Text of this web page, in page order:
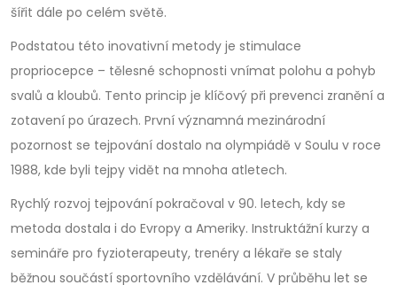
šířit dále po celém světě.
Podstatou této inovativní metody je stimulace
propriocepce – tělesné schopnosti vnímat polohu a pohyb
svalů a kloubů. Tento princip je klíčový při prevenci zranění a
zotavení po úrazech. První významná mezinárodní
pozornost se tejpování dostalo na olympiádě v Soulu v roce
1988, kde byli tejpy vidět na mnoha atletech.
Rychlý rozvoj tejpování pokračoval v 90. letech, kdy se
metoda dostala i do Evropy a Ameriky. Instruktážní kurzy a
semináře pro fyzioterapeuty, trenéry a lékaře se staly
běžnou součástí sportovního vzdělávání. V průběhu let se